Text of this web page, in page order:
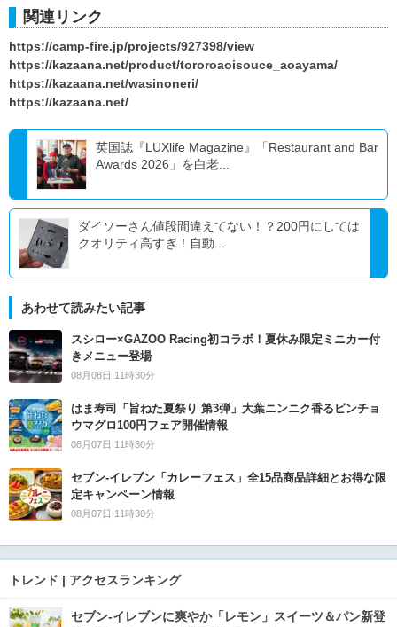
関連リンク
https://camp-fire.jp/projects/927398/view
https://kazaana.net/product/tororoaoisouce_aoayama/
https://kazaana.net/wasinoneri/
https://kazaana.net/
英国誌『LUXlife Magazine』「Restaurant and Bar
Awards 2026」を白老...
ダイソーさん値段間違えてない！？200円にしては
クオリティ高すぎ！自動...
あわせて読みたい記事
スシロー×GAZOO Racing初コラボ！夏休み限定ミニカー付
きメニュー登場
08月08日 11時30分
はま寿司「旨ねた夏祭り 第3弾」大葉ニンニク香るビンチョ
ウマグロ100円フェア開催情報
08月07日 11時30分
セブン‐イレブン「カレーフェス」全15品商品詳細とお得な限
定キャンペーン情報
08月07日 11時30分
トレンド | アクセスランキング
セブン‐イレブンに爽やか「レモン」スイーツ＆パン新登